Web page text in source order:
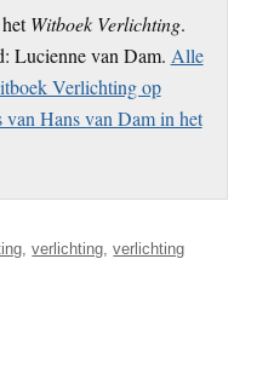
Witboek Verlichting.
Lucienne van Dam. Alle
Verlichting op
Hans van Dam in het
,verlichting,verlichting